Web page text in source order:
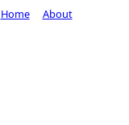
Home About